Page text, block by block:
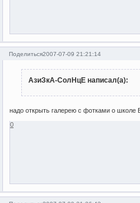
Поделиться2007-07-09 21:21:14
АзиЗкА-СолНцЕ написал(а):
надо открыть галерею с фотками о
0